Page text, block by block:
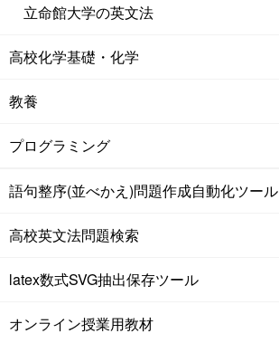
立命館大学の英文法
高校化学基礎・化学
教養
プログラミング
語句整序(並べかえ)問題作成自動化ツール
高校英文法問題検索
latex数式SVG抽出保存ツール
オンライン授業用教材